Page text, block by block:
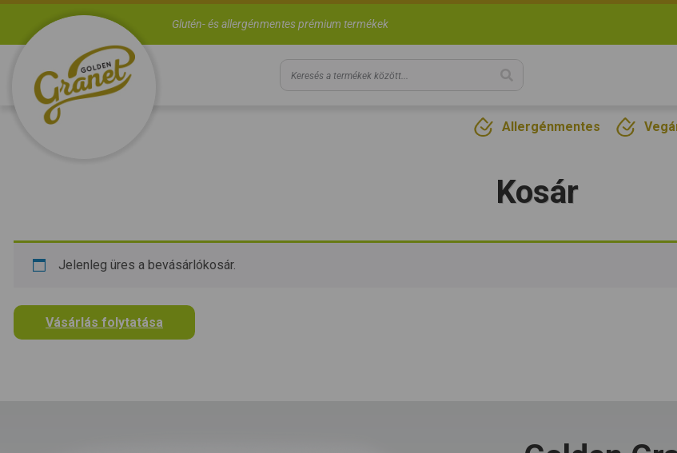
Glutén- és allergénmentes prémium termékek
Allergénmentes
Kosár
Jelenleg üres a bevásárlókosár.
Vásárlás folytatása